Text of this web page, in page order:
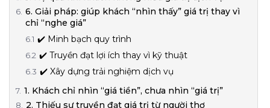
6. Giải pháp: giúp khách “nhìn thấy” giá trị thay vì
chỉ “nghe giá”
✔️ Minh bạch quy trình
✔️ Truyền đạt lợi ích thay vì kỹ thuật
✔️ Xây dựng trải nghiệm dịch vụ
1. Khách chỉ nhìn “giá tiền”, chưa nhìn “giá trị”
2. Thiếu sự truyền đạt giá trị từ người thợ